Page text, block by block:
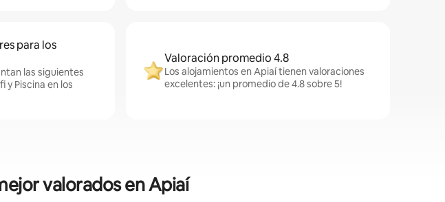
para los
las siguientes
y Piscina en los
Valoración promedio 4.8
Los alojamientos en Apiaí tienen valoraciones
excelentes: ¡un promedio de 4.8 sobre 5!
valorados en Apiaí